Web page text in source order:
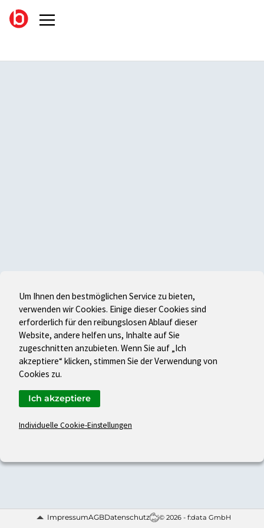
ImpressumAGBDatenschutz © 2026 - f:data GmbH
Um Ihnen den bestmöglichen Service zu bieten,
verwenden wir Cookies. Einige dieser Cookies sind
erforderlich für den reibungslosen Ablauf dieser
Website, andere helfen uns, Inhalte auf Sie
zugeschnitten anzubieten. Wenn Sie auf „Ich
akzeptiere“ klicken, stimmen Sie der Verwendung von
Cookies zu.
Individuelle Cookie-Einstellungen
Ich akzeptiere